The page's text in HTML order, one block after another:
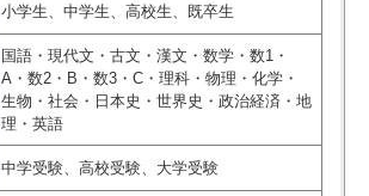
小学生、中学生、高校生、既卒生
国語・現代文・古文・漢文・数学・数1・
A・数2・B・数3・C・理科・物理・化学・
生物・社会・日本史・世界史・政治経済・地
理・英語
中学受験、高校受験、大学受験